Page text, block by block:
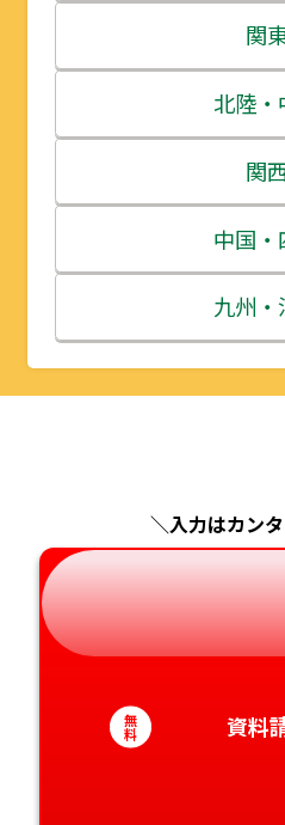
北海
青森
岩手
宮城
秋田
山形
関
茨城
栃木
群馬
埼玉
千葉
北陸・
新潟
富山
石川
福井
岐阜
静岡
関
三重
滋賀
京都
奈良
和歌
中国・
鳥取
島根
山口
徳島
九州・
福岡
熊本
大分
＼入力はカン
無
料 資料